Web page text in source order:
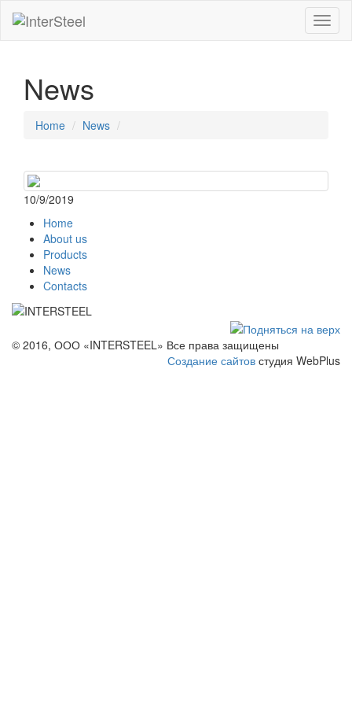
News
Home News
10/9/2019
Home
About us
Products
News
Contacts
© 2016, ООО «INTERSTEEL» Все права защищены
Создание сайтов студия WebPlus